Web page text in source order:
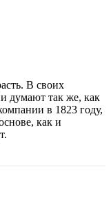
В своих
думают так же, как
в 1823 году,
как и